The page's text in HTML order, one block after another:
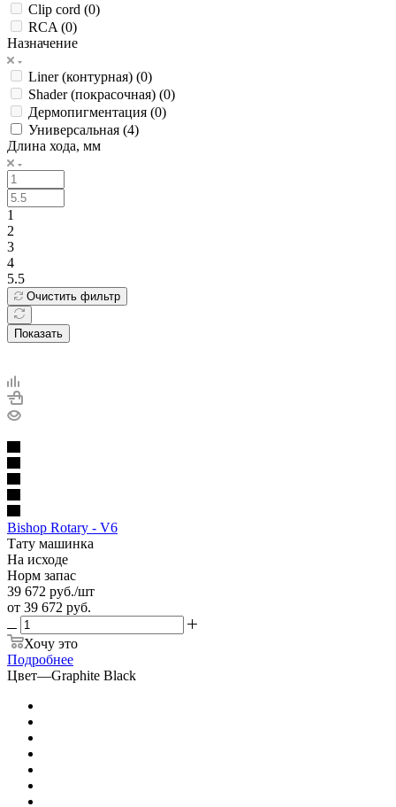
Clip cord (0)
RCA (0)
Назначение
Liner (контурная) (0)
Shader (покрасочная) (0)
Дермопигментация (0)
Универсальная (4)
Длина хода, мм
1
2
3
4
5.5
Очистить фильтр
Показать
Bishop Rotary - V6
Тату машинка
На исходе
Норм запас
39 672 руб./шт
от 39 672 руб.
Хочу это
Подробнее
Цвет—Graphite Black